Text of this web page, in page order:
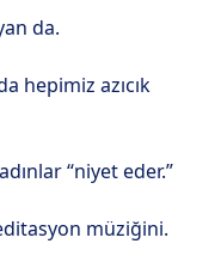
da.
hepimiz azıcık
“niyet eder.”
müziğini.